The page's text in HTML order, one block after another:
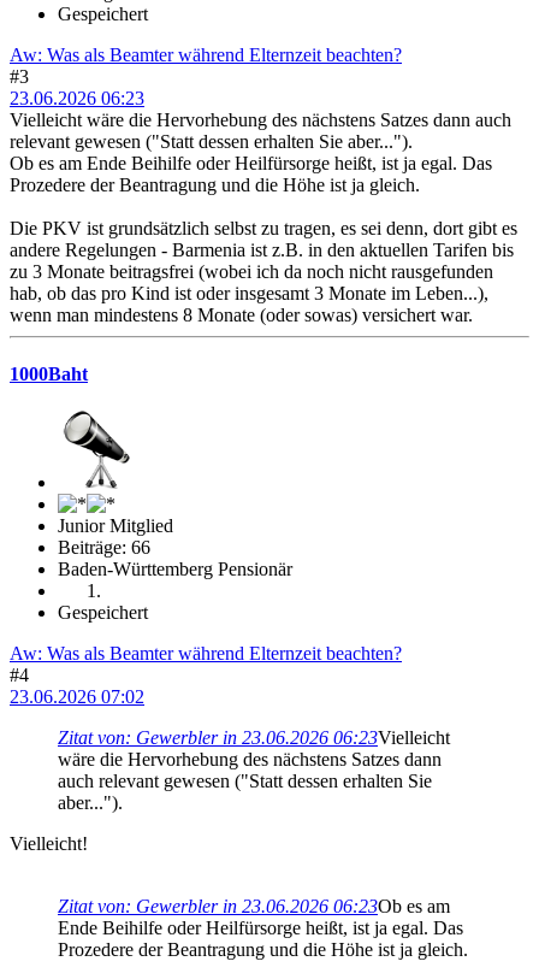
Gespeichert
Aw: Was als Beamter während Elternzeit beachten?
#3
23.06.2026 06:23
Vielleicht wäre die Hervorhebung des nächstens Satzes dann auch
relevant gewesen ("Statt dessen erhalten Sie aber...").
Ob es am Ende Beihilfe oder Heilfürsorge heißt, ist ja egal. Das
Prozedere der Beantragung und die Höhe ist ja gleich.
Die PKV ist grundsätzlich selbst zu tragen, es sei denn, dort gibt es
andere Regelungen - Barmenia ist z.B. in den aktuellen Tarifen bis
zu 3 Monate beitragsfrei (wobei ich da noch nicht rausgefunden
hab, ob das pro Kind ist oder insgesamt 3 Monate im Leben...),
wenn man mindestens 8 Monate (oder sowas) versichert war.
1000Baht
Junior Mitglied
Beiträge: 66
Baden-Württemberg Pensionär
Gespeichert
Aw: Was als Beamter während Elternzeit beachten?
#4
23.06.2026 07:02
Zitat von: Gewerbler in 23.06.2026 06:23Vielleicht
wäre die Hervorhebung des nächstens Satzes dann
auch relevant gewesen ("Statt dessen erhalten Sie
aber...").
Vielleicht!
Zitat von: Gewerbler in 23.06.2026 06:23Ob es am
Ende Beihilfe oder Heilfürsorge heißt, ist ja egal. Das
Prozedere der Beantragung und die Höhe ist ja gleich.